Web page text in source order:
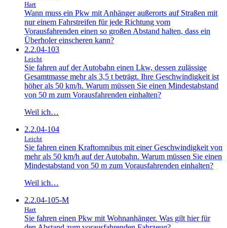
Hart
Wann muss ein Pkw mit Anhänger außerorts auf Straßen mit
nur einem Fahrstreifen für jede Richtung vom
Vorausfahrenden einen so großen Abstand halten, dass ein
Überholer einscheren kann?
2.2.04-103
Leicht
Sie fahren auf der Autobahn einen Lkw, dessen zulässige
Gesamtmasse mehr als 3,5 t beträgt. Ihre Geschwindigkeit ist
höher als 50 km/h. Warum müssen Sie einen Mindestabstand
von 50 m zum Vorausfahrenden einhalten?
Weil ich…
2.2.04-104
Leicht
Sie fahren einen Kraftomnibus mit einer Geschwindigkeit von
mehr als 50 km/h auf der Autobahn. Warum müssen Sie einen
Mindestabstand von 50 m zum Vorausfahrenden einhalten?
Weil ich…
2.2.04-105-M
Hart
Sie fahren einen Pkw mit Wohnanhänger. Was gilt hier für